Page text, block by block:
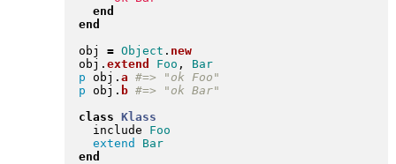
end
end
obj = Object . new
obj . extend Foo , Bar
p obj . a
p obj . b
class Klass
  include
Foo
extend
Bar
end